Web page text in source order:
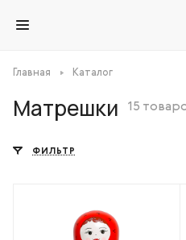
Главная Каталог
Матрешки 15
ФИЛЬТР